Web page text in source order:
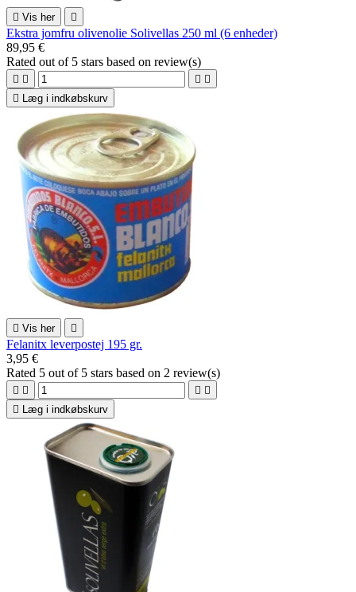
 Vis her 
Ekstra jomfru olivenolie Solivellas 250 ml (6 enheder)
89,95 €
Rated out of 5 stars based on review(s)
   

Læg i indkøbskurv
 Vis her 
Felanitx leverpostej 195 gr.
3,95 €
Rated 5 out of 5 stars based on 2 review(s)
   

Læg i indkøbskurv